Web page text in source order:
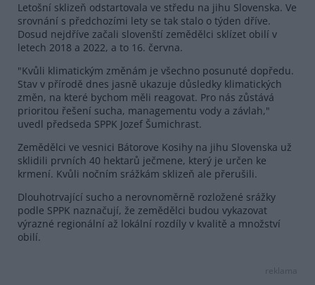
Letošní sklizeň odstartovala ve středu na jihu Slovenska. Ve
srovnání s předchozími lety se tak stalo o týden dříve.
Dosud nejdříve začali slovenští zemědělci sklízet obilí v
letech 2018 a 2022, a to 16. června.
"Kvůli klimatickým změnám je všechno posunuté dopředu.
Stav v přírodě dnes jasně ukazuje důsledky klimatických
změn, na které bychom měli reagovat. Pro nás zůstává
prioritou řešení sucha, managementu vody a závlah,"
uvedl předseda SPPK Jozef Šumichrast.
Zemědělci ve vesnici Bátorove Kosihy na jihu Slovenska už
sklidili prvních 40 hektarů ječmene, který je určen ke
krmení. Kvůli nočním srážkám sklizeň ale přerušili.
Dlouhotrvající sucho a nerovnoměrně rozložené srážky
podle SPPK naznačují, že zemědělci budou vykazovat
výrazné regionální až lokální rozdíly v kvalitě a množství
obilí.
reklama